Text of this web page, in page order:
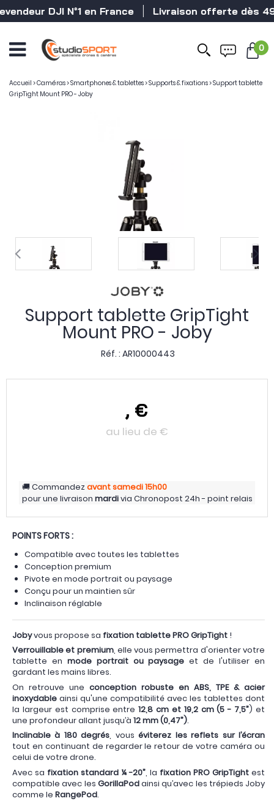
DJI N°1 en France Livraison offerte dès
0
Accueil >Caméras>Smartphones & tablettes>Supports & fixations>Support tablette
GripTight Mount PRO - Joby
Support tablette GripTight
Mount PRO - Joby
Réf. : AR10000443
, €
au lieu de €
Commandezavant samedi15h00
pour une livraison mardivia Chronopost 24h - point relais
POINTS FORTS :
Compatible avec toutes les tablettes
Conception premium
Pivote en mode portrait ou paysage
Conçu pour un maintien sûr
Inclinaison réglable
Jobyvous propose sa fixation tablette PRO GripTight !
Verrouillable et premium, elle vous permettra d'orienter votre
tablette en mode portrait ou paysage et de l'utiliser en
gardant les mains libres.
On retrouve une conception robuste en ABS, TPE & acier
inoxydable ainsi qu'une compatibilité avec les tablettes dont
la largeur est comprise entre12,8 cm et 19,2 cm (5 - 7,5”) et
une profondeur allant jusqu’à 12 mm (0,47”).
Inclinable à 180 degrés, vous éviterez les reflets sur l’écran
tout en continuant de regarder le retour de votre caméra ou
celui de votre drone.
Avec sa fixation standard ¼ -20” , la fixation PRO GripTight est
compatible avec les GorillaPodainsi qu’avec les trépieds Joby
comme le RangePod.